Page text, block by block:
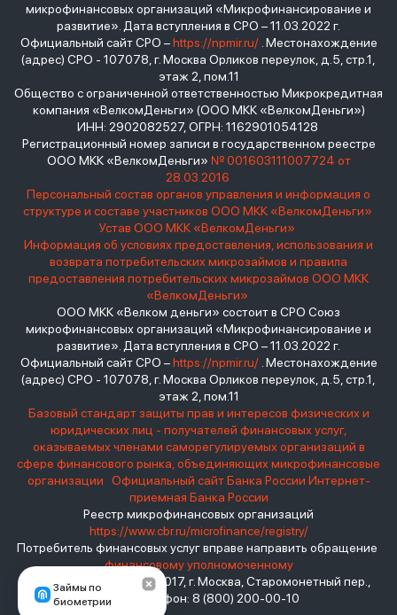
Займы по
биометрии
микрофинансовых организаций «Микрофинансирование и
развитие». Дата вступления в СРО – 11.03.2022 г.
Официальный сайт СРО –https://npmir.ru/. Местонахождение
(адрес) СРО - 107078, г. Москва Орликов переулок, д.5, стр.1,
этаж 2, пом.11
Общество с ограниченной ответственностью Микрокредитная
компания «ВелкомДеньги» (ООО МКК «ВелкомДеньги»)
ИНН: 2902082527, ОГРН: 1162901054128
Регистрационный номер записи в государственном реестре
ООО МКК «ВелкомДеньги» № 001603111007724 от
28.03.2016
Персональный состав органов управления и информация о
структуре и составе участников ООО МКК «ВелкомДеньги»
Устав ООО МКК «ВелкомДеньги»
Информация об условиях предоставления, использования и
возврата потребительских микрозаймов и правила
предоставления потребительских микрозаймов ООО МКК
«ВелкомДеньги»
ООО МКК «Велком деньги» состоит в СРО Союз
микрофинансовых организаций «Микрофинансирование и
развитие». Дата вступления в СРО – 11.03.2022 г.
Официальный сайт СРО –https://npmir.ru/. Местонахождение
(адрес) СРО - 107078, г. Москва Орликов переулок, д.5, стр.1,
этаж 2, пом.11
Базовый стандарт защиты прав и интересов физических и
юридических лиц - получателей финансовых услуг,
оказываемых членами саморегулируемых организаций в
сфере финансового рынка, объединяющих микрофинансовые
организации
Официальный сайт Банка России Интернет-
приемная Банка России
Реестр микрофинансовых организаций
https://www.cbr.ru/microfinance/registry/
Потребитель финансовых услуг вправе направить обращение
финансовому уполномоченному
Место нахождения: 119017, г. Москва, Старомонетный пер.,
дом 3 Телефон: 8 (800) 200-00-10